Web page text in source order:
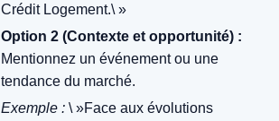
Crédit Logement.\ »
Option 2 (Contexte et opportunité) :
Mentionnez un événement ou une
tendance du marché.
Exemple : \ »Face aux évolutions